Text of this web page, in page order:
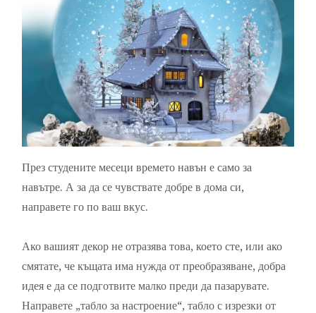
През студените месеци времето навън е само за
навътре. А за да се чувствате добре в дома си,
направете го по ваш вкус.
Ако вашият декор не отразява това, което сте, или ако
смятате, че къщата има нужда от преобразяване, добра
идея е да се подготвите малко преди да пазарувате.
Направете „табло за настроение“, табло с изрезки от